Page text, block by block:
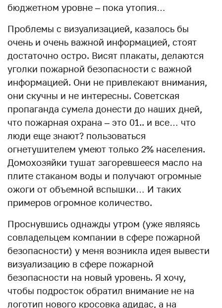
бюджетном уровне – пока утопия…
Проблемы с визуализацией, казалось бы
очень и очень важной информацией, стоят
достаточно остро. Висят плакаты, делаются
уголки пожарной безопасности с важной
информацией. Они не привлекают внимания,
они скучны и не интересны. Советская
пропаганда сумела донести до наших дней,
что пожарная охрана – это 01.. и все… что
люди еще знают? пользоваться
огнетушителем умеют только 2% населения.
Домохозяйки тушат загоревшееся масло на
плите стаканом воды и получают огромные
ожоги от объемной вспышки… И таких
примеров огромное количество.
Проснувшись однажды утром (уже являясь
совладельцем компании в сфере пожарной
безопасности) у меня возникла идея вывести
визуализацию в сфере пожарной
безопасности на новый уровень. Я хочу,
чтобы подросток обратил внимание не на
логотип нового кросовка адидас, а на